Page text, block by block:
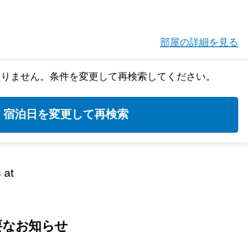
部屋の詳細を見る
ません。条件を変更して再検索してください。
宿泊日を変更して再検索
at
お知らせ